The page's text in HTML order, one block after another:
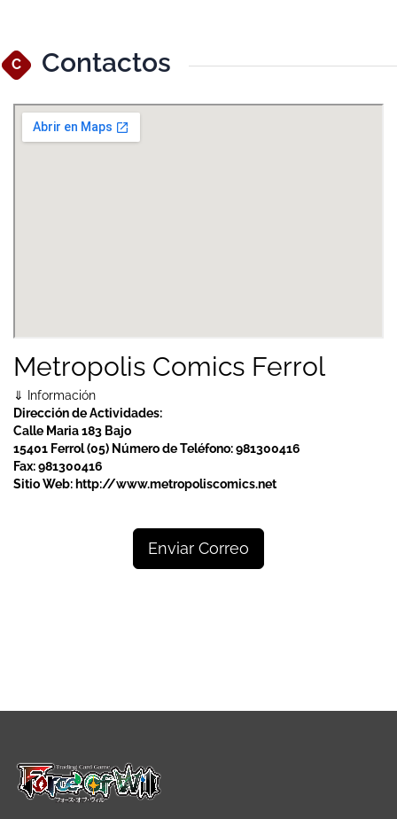
C Contactos
Metropolis Comics Ferrol
⇓ Información
Dirección de Actividades:
Calle Maria 183 Bajo
15401 Ferrol (05) Número de Teléfono:981300416
Fax:981300416
Sitio Web: http://www.metropoliscomics.net
Enviar Correo